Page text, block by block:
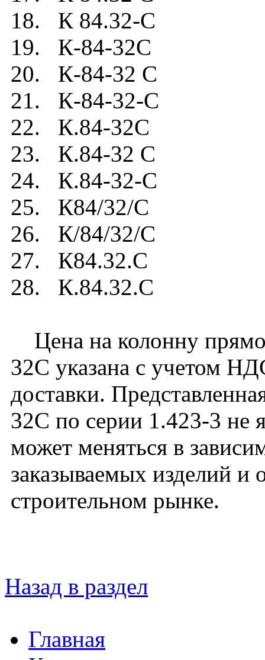
18. К 84.32-C
19. К-84-32C
20. К-84-32 C
21. К-84-32-C
22. К.84-32C
23. К.84-32 C
24. К.84-32-C
25. К84/32/C
26. К/84/32/C
27. К84.32.C
28. К.84.32.C
Цена на колонну
32C указана с учетом
доставки.
32C по серии 1.423-3 не
может меняться в
заказываемых изделий и
строительном рынке.
Назад в раздел
Главная